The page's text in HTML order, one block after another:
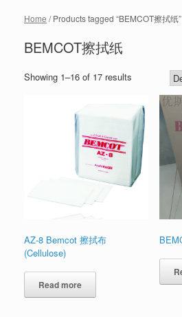
Home / Products tagged “BEMCOT擦拭纸”
BEMCOT擦拭纸
Showing 1–16 of 17 results
AZ-8 Bemcot 擦拭布
(Cellulose)
Read more